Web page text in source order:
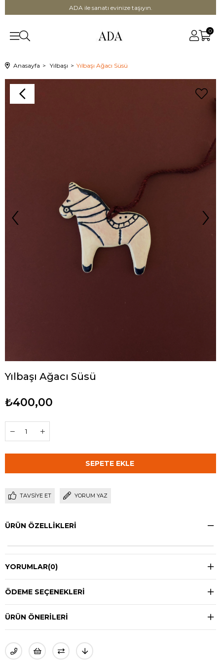
ADA ile sanatı evinize taşıyın.
0
Anasayfa Yılbaşı Yılbaşı Ağacı Süsü
‹ ›
Yılbaşı Ağacı Süsü
₺400,00
TAVSIYE ET YORUM YAZ
ÜRÜN ÖZELLIKLERI
YORUMLAR(0)
ÖDEME SEÇENEKLERI
ÜRÜN ÖNERILERI